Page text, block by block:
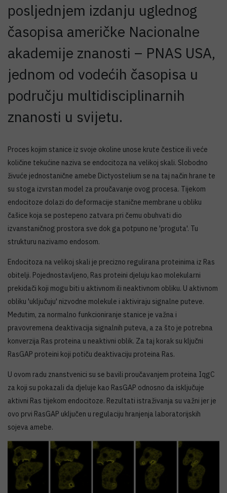
posljednjem izdanju uglednog
časopisa američke Nacionalne
akademije znanosti – PNAS USA,
jednom od vodećih časopisa u
području multidisciplinarnih
znanosti u svijetu.
Proces kojim stanice iz svoje okoline unose krute čestice ili veće
količine tekućine naziva se endocitoza na velikoj skali. Slobodno
živuće jednostanične amebe Dictyostelium se na taj način hrane te
su stoga izvrstan model za proučavanje ovog procesa. Tijekom
endocitoze dolazi do deformacije stanične membrane u obliku
čašice koja se postepeno zatvara pri čemu obuhvati dio
izvanstaničnog prostora sve dok ga potpuno ne 'proguta'. Tu
strukturu nazivamo endosom.
Endocitoza na velikoj skali je precizno regulirana proteinima iz Ras
obitelji. Pojednostavljeno, Ras proteini djeluju kao molekularni
prekidači koji mogu biti u aktivnom ili neaktivnom obliku. U aktivnom
obliku 'uključuju' nizvodne molekule i aktiviraju signalne puteve.
Međutim, za normalno funkcioniranje stanice je važna i
pravovremena deaktivacija signalnih puteva, a za što je potrebna
konverzija Ras proteina u neaktivni oblik. Za taj korak su ključni
RasGAP proteini koji potiču deaktivaciju proteina Ras.
U ovom radu znanstvenici su se bavili proučavanjem proteina IqgC
za koji su pokazali da djeluje kao RasGAP odnosno da isključuje
aktivni Ras tijekom endocitoze. Rezultati istraživanja su važni jer je
ovo prvi RasGAP uključen u regulaciju hranjenja laboratorijskih
sojeva amebe.